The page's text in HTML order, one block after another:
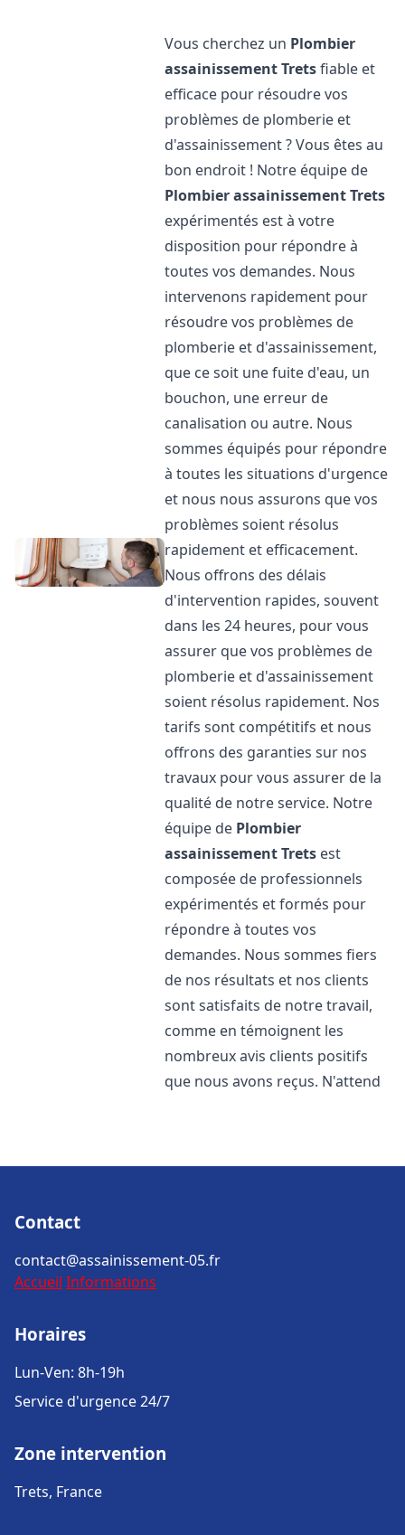
Vous cherchez un Plombier
assainissementTretsfiable et
efficace pour résoudre vos
problèmes de plomberie et
d'assainissement ? Vous êtes au
bon endroit ! Notre équipe de
Plombier assainissementTrets
expérimentés est à votre
disposition pour répondre à
toutes vos demandes. Nous
intervenons rapidement pour
résoudre vos problèmes de
plomberie et d'assainissement,
que ce soit une fuite d'eau, un
bouchon, une erreur de
canalisation ou autre. Nous
sommes équipés pour répondre
à toutes les situations d'urgence
et nous nous assurons que vos
problèmes soient résolus
rapidement et efficacement.
Nous offrons des délais
d'intervention rapides, souvent
dans les 24 heures, pour vous
assurer que vos problèmes de
plomberie et d'assainissement
soient résolus rapidement. Nos
tarifs sont compétitifs et nous
offrons des garanties sur nos
travaux pour vous assurer de la
qualité de notre service. Notre
équipe de Plombier
assainissementTrets est
composée de professionnels
expérimentés et formés pour
répondre à toutes vos
demandes. Nous sommes fiers
de nos résultats et nos clients
sont satisfaits de notre travail,
comme en témoignent les
nombreux avis clients positifs
que nous avons reçus. N'attend
Contact
contact@assainissement-05.fr
Accueil Informations
Horaires
Lun-Ven: 8h-19h
Service d'urgence 24/7
Zone intervention
Trets, France